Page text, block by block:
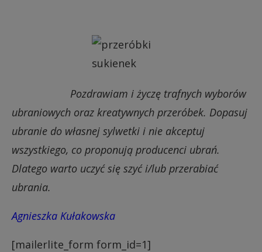
Pozdrawiam i życzę trafnych wyborów
ubraniowych oraz kreatywnych przeróbek. Dopasuj
ubranie do własnej sylwetki i nie akceptuj
wszystkiego, co proponują producenci ubrań.
Dlatego warto uczyć się szyć i/lub przerabiać
ubrania.
Agnieszka Kułakowska
[mailerlite_form form_id=1]